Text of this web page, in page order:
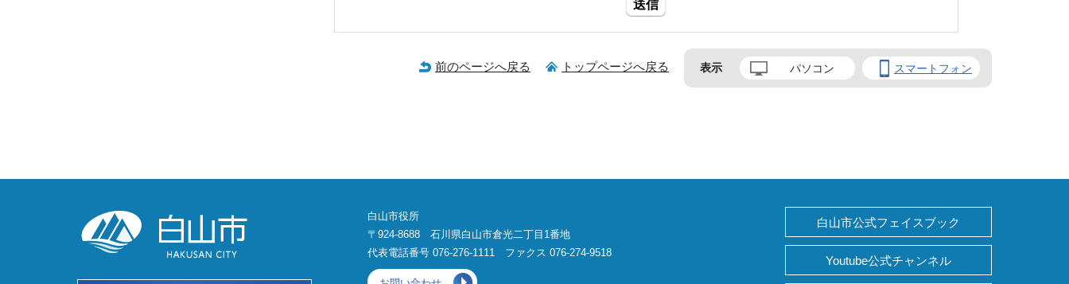
送信
前のページへ戻る トップページへ戻る 表示 パソコン スマートフォン
白山市役所
〒924-8688 石川県白山市倉光二丁目1番地
代表電話番号 076-276-1111 ファクス 076-274-9518
白山市公式フェイスブック
Youtube公式チャンネル